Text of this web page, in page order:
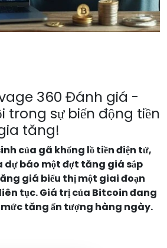
360 Đánh giá -
trong sự biến động tiền
tăng!
của gã khổng lồ tiền điện tử,
dự báo một đợt tăng giá sắp
giá biểu thị một giai đoạn
tục. Giá trị của Bitcoin đang
tăng ấn tượng hàng ngày.